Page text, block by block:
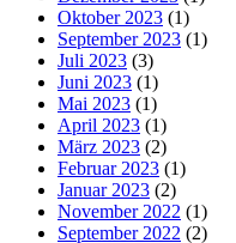
Oktober 2023 (1)
September 2023 (1)
Juli 2023 (3)
Juni 2023 (1)
Mai 2023 (1)
April 2023 (1)
März 2023 (2)
Februar 2023 (1)
Januar 2023 (2)
November 2022 (1)
September 2022 (2)